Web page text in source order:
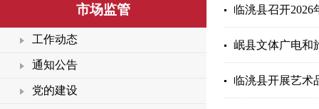
市场监管
工作动态
通知公告
党的建设
临洮县召开2026
岷县文体广电和
临洮县开展艺术